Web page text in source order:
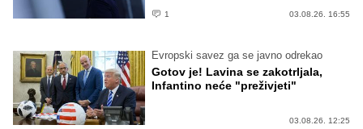
1 03.08.26. 16:55
Evropski savez ga se javno odrekao
Gotov je! Lavina se zakotrljala,
Infantino neće "preživjeti"
03.08.26. 12:25